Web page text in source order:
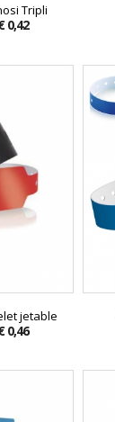
Tripli
0,42
jetable
0,46